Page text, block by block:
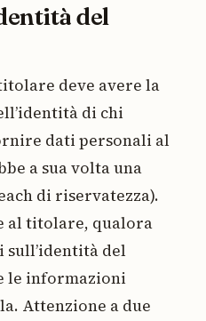
del
deve avere la
di chi
dati personali al
a sua volta una
di riservatezza).
al titolare, qualora
del
le informazioni
Attenzione a due